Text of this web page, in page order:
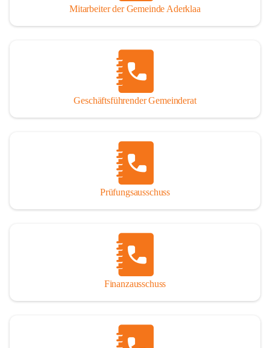
Mitarbeiter der Gemeinde Aderklaa
Geschäftsführender Gemeinderat
Prüfungsausschuss
Finanzausschuss